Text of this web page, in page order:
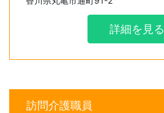
特別手当 20,000円～ 30,000円
業務手当 7,000円～ 30,000円
加算金 5,000円～ 5,000円
詳細を見る
訪問介護職員